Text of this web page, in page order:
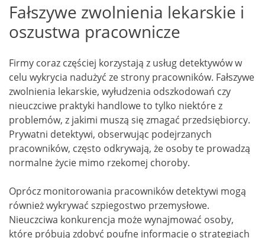
Fałszywe zwolnienia lekarskie i
oszustwa pracownicze
Firmy coraz częściej korzystają z usług detektywów w
celu wykrycia nadużyć ze strony pracowników. Fałszywe
zwolnienia lekarskie, wyłudzenia odszkodowań czy
nieuczciwe praktyki handlowe to tylko niektóre z
problemów, z jakimi muszą się zmagać przedsiębiorcy.
Prywatni detektywi, obserwując podejrzanych
pracowników, często odkrywają, że osoby te prowadzą
normalne życie mimo rzekomej choroby.
Oprócz monitorowania pracowników detektywi mogą
również wykrywać szpiegostwo przemysłowe.
Nieuczciwa konkurencja może wynajmować osoby,
które próbują zdobyć poufne informacje o strategiach